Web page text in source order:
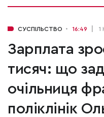
СУСПІЛЬСТВО 16:49 1
Зарплата
тисяч: що
очільниця
поліклінік